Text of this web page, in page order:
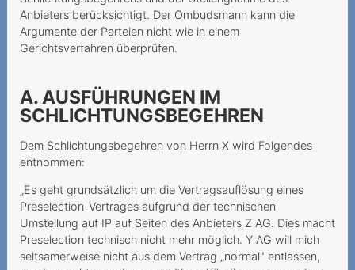
Anbieters berücksichtigt. Der Ombudsmann kann die
Argumente der Parteien nicht wie in einem
Gerichtsverfahren überprüfen.
A. AUSFÜHRUNGEN IM
SCHLICHTUNGSBEGEHREN
Dem Schlichtungsbegehren von Herrn X wird Folgendes
entnommen:
„Es geht grundsätzlich um die Vertragsauflösung eines
Preselection-Vertrages aufgrund der technischen
Umstellung auf IP auf Seiten des Anbieters Z AG. Dies macht
Preselection technisch nicht mehr möglich. Y AG will mich
seltsamerweise nicht aus dem Vertrag „normal" entlassen,
Une option Roaming
imaginaire
Kaufvertrags aufgrund
Urteilsunfähigkeit
Unrechtmässiger
Halterwechsel nach
Appels internationaux
depuis la Suisse ≠ Roaming
Haftung bei